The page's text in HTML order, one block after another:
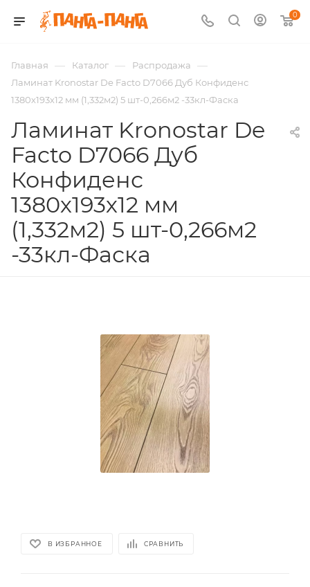
0
Главная — Каталог — Распродажа —
Ламинат Kronostar De Facto D7066 Дуб Конфиденс
1380х193х12 мм (1,332м2) 5 шт-0,266м2 -33кл-Фаска
Ламинат Kronostar De
Facto D7066 Дуб
Конфиденс
1380х193х12 мм
(1,332м2) 5 шт-0,266м2
-33кл-Фаска
В ИЗБРАННОЕ СРАВНИТЬ